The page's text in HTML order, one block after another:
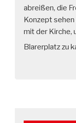
abreißen, die
Konzept
mit der Kirche,
Blarerplatz zu